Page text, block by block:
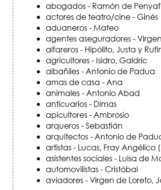
abogados - Ramón de
actores de teatro/cine - Ginés
aduaneros - Mateo
agentes aseguradores -
alfareros - Hipólito, Justa y
agricultores - Isidro, Galdric
albañiles - Antonio de Padua
amas de casa - Ana
animales - Antonio Abad
anticuarios - Dimas
apicultores - Ambrosio
arqueros - Sebastián
arquitectos - Antonio de
artistas - Lucas, Fray Angélico
asistentes sociales - Luisa de
automovilistas - Cristóbal
aviadores - Virgen de Loreto,